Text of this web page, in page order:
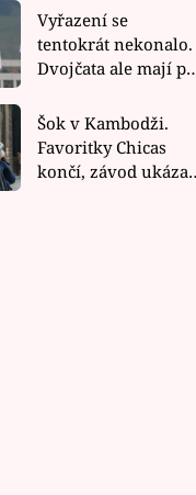
rychlé recepty
Vyřazení se
tentokrát nekonalo.
Dvojčata ale mají po
závodu nůž na krku
Šok v Kambodži.
Favoritky Chicas
končí, závod ukázal